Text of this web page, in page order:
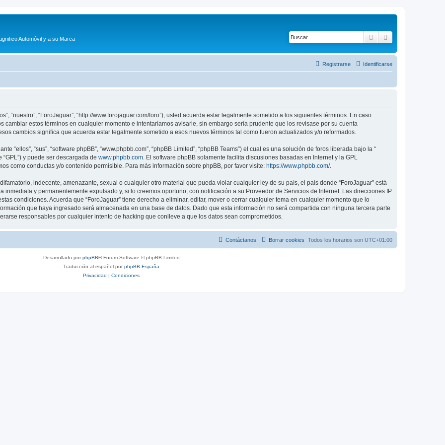
Automóvil y a su Marca Buscar
Identificarse
Registrarse
“nuestro”, “ForoJaguar”, “http://www.forojaguar.com/foro”), usted acuerda estar legalmente sometido a los siguientes términos. En caso
cambiar estos términos en cualquier momento e intentaríamos avisarle, sin embargo sería prudente que los revisase por su cuenta
cambios significa que acuerda estar legalmente sometido a esos nuevos términos tal como fueron actualizados y/o reformados.
“ellos”, “sus”, “software phpBB”, “www.phpbb.com”, “phpBB Limited”, “phpBB Teams”) el cual es una solución de foros liberada bajo la “
“GPL”) y puede ser descargada de www.phpbb.com . El software phpBB solamente facilita discusiones basadas en Internet y la GPL
como conductas y/o contenido permisible. Para más información sobre phpBB, por favor visite: https://www.phpbb.com/.
indecente, amenazante, sexual o cualquier otro material que pueda violar cualquier ley de su país, el país donde “ForoJaguar” está
y permanentemente expulsado y, si lo creemos oportuno, con notificación a su Proveedor de Servicios de Internet. Las direcciones IP
condiciones. Acuerda que “ForoJaguar” tiene derecho a eliminar, editar, mover o cerrar cualquier tema en cualquier momento que lo
que haya ingresado será almacenada en una base de datos. Dado que esta información no será compartida con ninguna tercera parte
responsables por cualquier intento de hacking que conlleve a que los datos sean comprometidos.
Todos los horarios son UTC+01:00
Borrar cookies
Contáctanos
Desarrollado porphpBB® Forum Software © phpBB Limited
Traducción al español porphpBB España
Privacidad | Condiciones